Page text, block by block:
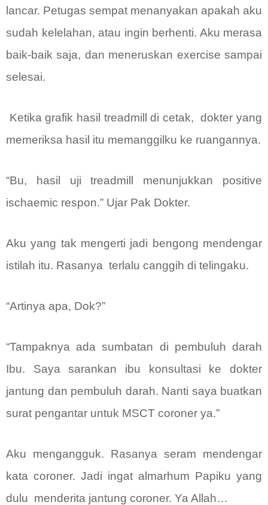
lancar. Petugas sempat menanyakan apakah aku
sudah kelelahan, atau ingin berhenti. Aku merasa
baik-baik saja, dan meneruskan exercise sampai
selesai.
Ketika grafik hasil treadmill di cetak, dokter yang
memeriksa hasil itu memanggilku ke ruangannya.
“Bu, hasil uji treadmill menunjukkan positive
ischaemic respon.” Ujar Pak Dokter.
Aku yang tak mengerti jadi bengong mendengar
istilah itu. Rasanya terlalu canggih di telingaku.
“Artinya apa, Dok?”
“Tampaknya ada sumbatan di pembuluh darah
Ibu. Saya sarankan ibu konsultasi ke dokter
jantung dan pembuluh darah. Nanti saya buatkan
surat pengantar untuk MSCT coroner ya.”
Aku mengangguk. Rasanya seram mendengar
kata coroner. Jadi ingat almarhum Papiku yang
dulu menderita jantung coroner. Ya Allah…